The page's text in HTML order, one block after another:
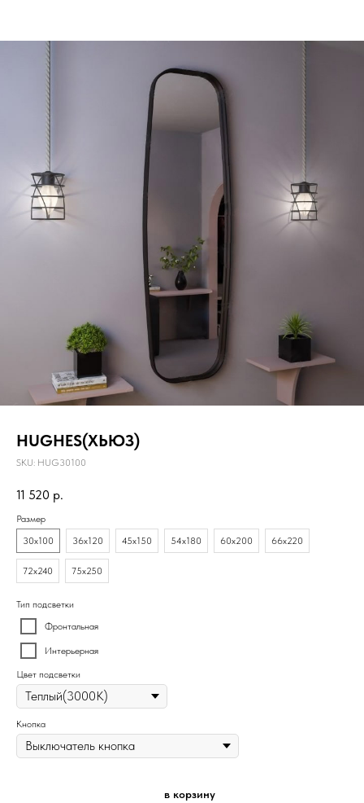
HUGHES(ХЬЮЗ)
SKU: HUG30100
11 520 р.
Размер
30х100
36х120 45х150 54х180 60х200 66х220
72х240 75х250
Тип подсветки
Фронтальная
Интерьерная
Цвет подсветки
Кнопка
в корзину